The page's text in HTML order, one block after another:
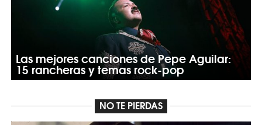
Las mejores canciones de Pepe Aguilar:
15 rancheras y temas rock-pop
NO TE PIERDAS